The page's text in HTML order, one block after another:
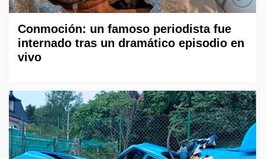
Conmoción: un famoso periodista fue
internado tras un dramático episodio en
vivo